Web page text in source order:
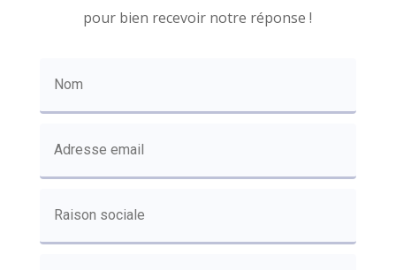
pour bien recevoir notre réponse !